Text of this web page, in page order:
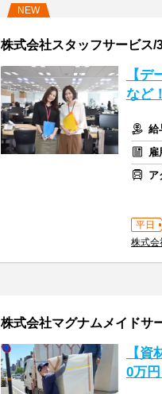
NEW
株式会社スタッフサービス/
【
など
給
雇
ア
平日
株式会
株式会社マグナムメイドサ
【
0万